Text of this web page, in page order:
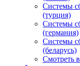
Системы
(турция)
Системы
(германия)
Системы
(беларусь)
Смотреть